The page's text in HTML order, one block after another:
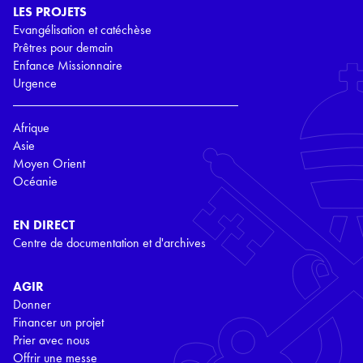
LES PROJETS
Evangélisation et catéchèse
Prêtres pour demain
Enfance Missionnaire
Urgence
Afrique
Asie
Moyen Orient
Océanie
EN DIRECT
Centre de documentation et d'archives
AGIR
Donner
Financer un projet
Prier avec nous
Offrir une messe